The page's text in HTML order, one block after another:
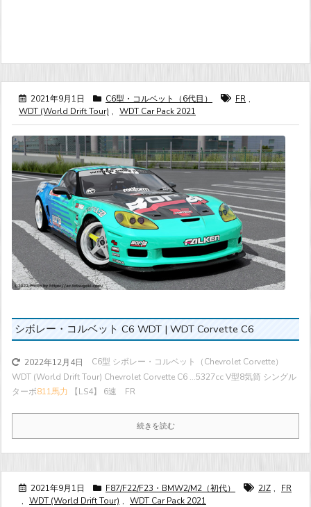
2021年9月1日 C6型・コルベット（6代目） FR ,
WDT (World Drift Tour) , WDT Car Pack 2021
シボレー・コルベット C6 WDT | WDT Corvette C6
2022年12月4日
C6型 シボレー・コルベット（Chevrolet Corvette）
WDT (World Drift Tour) Chevrolet Corvette C6 ...5327cc V型8気筒 シングル
ターボ811馬力 【LS4】 6速 FR
続きを読む
2021年9月1日 F87/F22/F23・BMW2/M2（初代） 2JZ ,
FR
, WDT (World Drift Tour) , WDT Car Pack 2021